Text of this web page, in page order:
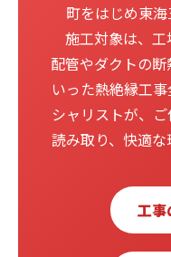
町をはじめ東海
施工対象は、工
配管やダクトの
いった熱絶縁工
シャリストが、
読み取り、快適
工事